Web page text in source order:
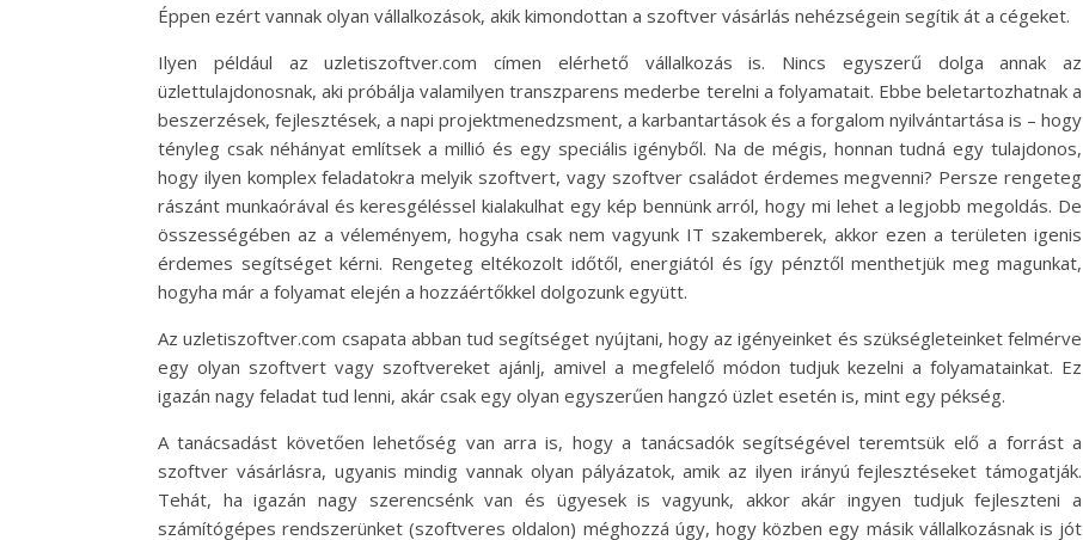
Éppen ezért vannak olyan vállalkozások, akik kimondottan a szoftver vásárlás nehézségein segítik át a cégeket.
Ilyen például az uzletiszoftver.com címen elérhető vállalkozás is. Nincs egyszerű dolga annak az
üzlettulajdonosnak, aki próbálja valamilyen transzparens mederbe terelni a folyamatait. Ebbe beletartozhatnak a
beszerzések, fejlesztések, a napi projektmenedzsment, a karbantartások és a forgalom nyilvántartása is – hogy
tényleg csak néhányat említsek a millió és egy speciális igényből. Na de mégis, honnan tudná egy tulajdonos,
hogy ilyen komplex feladatokra melyik szoftvert, vagy szoftver családot érdemes megvenni? Persze rengeteg
rászánt munkaórával és keresgéléssel kialakulhat egy kép bennünk arról, hogy mi lehet a legjobb megoldás. De
összességében az a véleményem, hogyha csak nem vagyunk IT szakemberek, akkor ezen a területen igenis
érdemes segítséget kérni. Rengeteg eltékozolt időtől, energiától és így pénztől menthetjük meg magunkat,
hogyha már a folyamat elején a hozzáértőkkel dolgozunk együtt.
Az uzletiszoftver.com csapata abban tud segítséget nyújtani, hogy az igényeinket és szükségleteinket felmérve
egy olyan szoftvert vagy szoftvereket ajánlj, amivel a megfelelő módon tudjuk kezelni a folyamatainkat. Ez
igazán nagy feladat tud lenni, akár csak egy olyan egyszerűen hangzó üzlet esetén is, mint egy pékség.
A tanácsadást követően lehetőség van arra is, hogy a tanácsadók segítségével teremtsük elő a forrást a
szoftver vásárlásra, ugyanis mindig vannak olyan pályázatok, amik az ilyen irányú fejlesztéseket támogatják.
Tehát, ha igazán nagy szerencsénk van és ügyesek is vagyunk, akkor akár ingyen tudjuk fejleszteni a
számítógépes rendszerünket (szoftveres oldalon) méghozzá úgy, hogy közben egy másik vállalkozásnak is jót